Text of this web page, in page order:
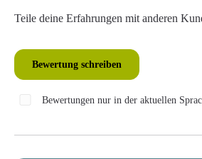
Teile deine Erfahrungen mit anderen
Bewertung schreiben
Bewertungen nur in der aktuellen